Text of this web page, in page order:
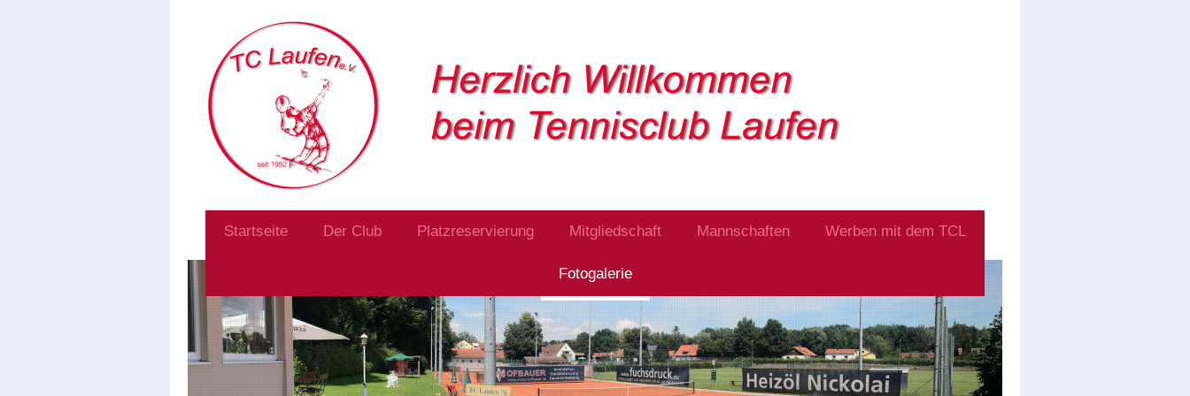
Startseite Der Club Platzreservierung Mitgliedschaft Mannschaften Werben mit dem TCL
Fotogalerie